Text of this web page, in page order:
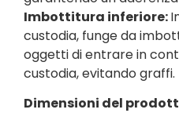
Imbottitura inferiore:
custodia, funge da
oggetti di entrare in
custodia, evitando graffi.
Dimensioni del